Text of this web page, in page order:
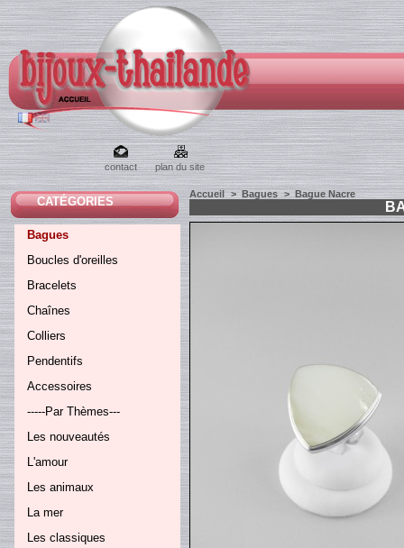
contact plan du site
CATÉGORIES
Bagues
Boucles d'oreilles
Bracelets
Chaînes
Colliers
Pendentifs
Accessoires
-----Par Thèmes---
Les nouveautés
L'amour
Les animaux
La mer
Les classiques
Accueil > Bagues > Bague Nacre